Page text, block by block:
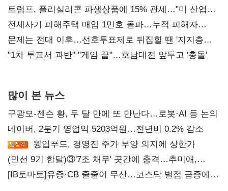
트럼프, 폴리실리콘 파생상품에 15% 관세…"미 산업
재건"
전세사기 피해주택 매입 1만호 돌파…누적 피해자
4만278명
문제는 전대 이후…선호투표제로 뒤집힐 땐 '지지층
불복'
"1차 투표서 과반" "게임 끝"…호남대전 앞두고 '충돌'
많이 본 뉴스
구광모-젠슨 황, 두 달 만에 또 만난다…로봇·AI 등 논의
네이버, 2분기 영업익 5203억원…전년비 0.2% 감소
윙입푸드, 경영진 주가 부양 의지에 상한가
(민선 9기 한달)③'7조 채무' 곳간에 충격…추미애,
20년만에 '비상재정' 선언 승부수
[IB토마토]유증·CB 줄줄이 무산…코스닥 벌점 급증에